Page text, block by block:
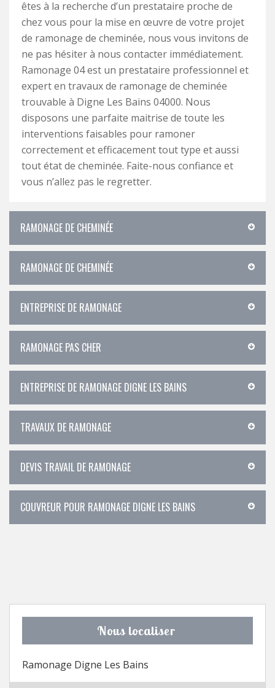
êtes à la recherche d’un prestataire proche de
chez vous pour la mise en œuvre de votre projet
de ramonage de cheminée, nous vous invitons de
ne pas hésiter à nous contacter immédiatement.
Ramonage 04 est un prestataire professionnel et
expert en travaux de ramonage de cheminée
trouvable à Digne Les Bains 04000. Nous
disposons une parfaite maitrise de toute les
interventions faisables pour ramoner
correctement et efficacement tout type et aussi
tout état de cheminée. Faite-nous confiance et
vous n’allez pas le regretter.
RAMONAGE DE CHEMINÉE
RAMONAGE DE CHEMINÉE
ENTREPRISE DE RAMONAGE
RAMONAGE PAS CHER
ENTREPRISE DE RAMONAGE DIGNE LES BAINS
TRAVAUX DE RAMONAGE
DEVIS TRAVAIL DE RAMONAGE
COUVREUR POUR RAMONAGE DIGNE LES BAINS
Nous localiser
Ramonage Digne Les Bains